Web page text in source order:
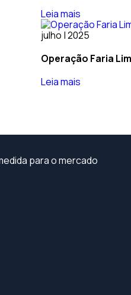
Leia mais
julho | 2025
Operação Faria
Leia mais
para o mercado